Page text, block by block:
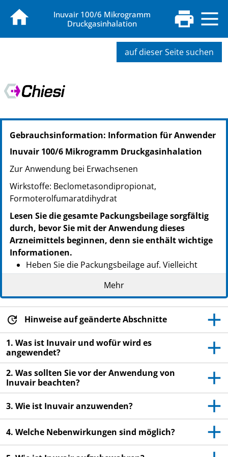
Inuvair 100/6 Mikrogramm
Druckgasinhalation
auf dieser Seite suchen
PZN: 02294572
PPN: 110229457281
NTIN: 04150022945721
PPN: 110687614731
NTIN: 04150068761477
Gebrauchsinformation: Information für Anwender
Inuvair 100/6 Mikrogramm Druckgasinhalation
Zur Anwendung bei Erwachsenen
Wirkstoffe: Beclometasondipropionat,
Formoterolfumaratdihydrat
Lesen Sie die gesamte Packungsbeilage sorgfältig
durch, bevor Sie mit der Anwendung dieses
Arzneimittels beginnen, denn sie enthält wichtige
Informationen.
Heben Sie die Packungsbeilage auf. Vielleicht
möchten Sie diese später nochmals lesen.
Wenn Sie weitere Fragen haben, wenden Sie sich
an Ihren Arzt oder Apotheker.
Dieses Arzneimittel wurde Ihnen persönlich
verschrieben. Geben Sie es nicht an Dritte weiter.
Es kann anderen Menschen schaden, auch wenn
diese die gleichen Beschwerden haben wie Sie.
Wenn Sie Nebenwirkungen bemerken, wenden Sie
sich an Ihren Arzt oder Apotheker. Dies gilt auch
für Nebenwirkungen, die nicht in dieser
Packungsbeilage angegeben sind. Siehe Abschnitt
4.
Mehr
Hinweise auf geänderte Abschnitte
1. Was ist Inuvair und wofür wird es
angewendet?
2. Was sollten Sie vor der Anwendung von
Inuvair beachten?
3. Wie ist Inuvair anzuwenden?
4. Welche Nebenwirkungen sind möglich?